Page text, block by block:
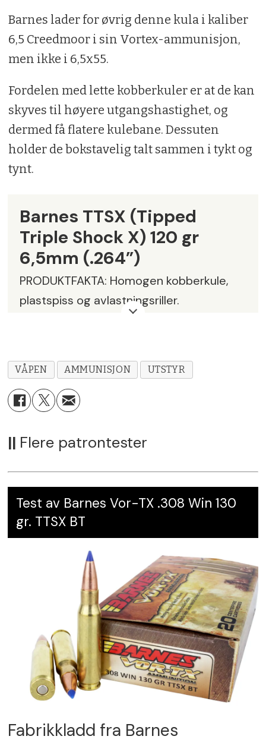
Barnes lader for øvrig denne kula i kaliber
6,5 Creedmoor i sin Vortex-ammunisjon,
men ikke i 6,5x55.
Fordelen med lette kobberkuler er at de kan
skyves til høyere utgangshastighet, og
dermed få flatere kulebane. Dessuten
holder de bokstavelig talt sammen i tykt og
tynt.
Barnes TTSX (Tipped
Triple Shock X) 120 gr
6,5mm (.264”)
PRODUKTFAKTA: Homogen kobberkule,
plastspiss og avlastningsriller.
PRIS: kr 13,90
LEVERANDØR: Jakt & Friluft
VÅPEN AMMUNISJON UTSTYR
|| Flere patrontester
Test av Barnes Vor-TX .308 Win 130
gr. TTSX BT
Fabrikkladd fra Barnes